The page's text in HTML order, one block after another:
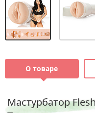
О товаре
Мастурбатор